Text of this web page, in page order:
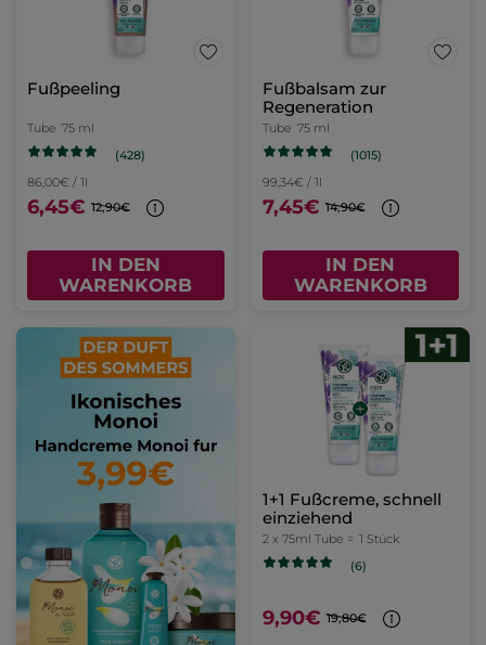
Fußpeeling
Tube 75 ml
(428)
86,00€ / 1l
6,45€ 12,90€
IN DEN
WARENKORB
Fußbalsam zur
Regeneration
Tube 75 ml
(1015)
99,34€ / 1l
7,45€ 14,90€
IN DEN
WARENKORB
1+1 Fußcreme, schnell
einziehend
2 x 75ml Tube = 1 Stück
(6)
9,90€ 19,80€